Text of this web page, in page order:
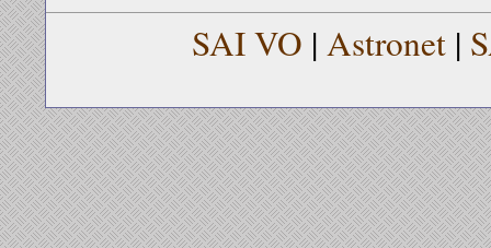
SAI VO | Astronet |